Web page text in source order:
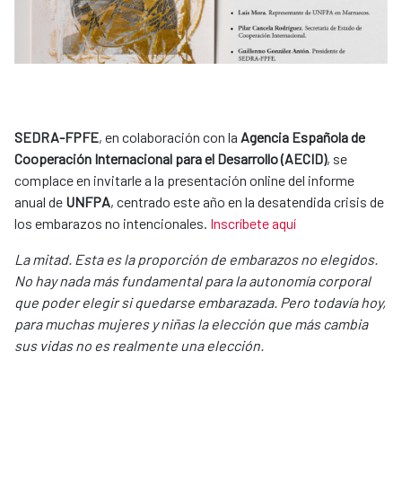
SEDRA-FPFE, en colaboración con la Agencia Española de
Cooperación Internacional para el Desarrollo (AECID), se
complace en invitarle a la presentación online del informe
anual de UNFPA, centrado este año en la desatendida crisis de
los embarazos no intencionales. Inscríbete aquí
La mitad. Esta es la proporción de embarazos no elegidos.
No hay nada más fundamental para la autonomía corporal
que poder elegir si quedarse embarazada. Pero todavía hoy,
para muchas mujeres y niñas la elección que más cambia
sus vidas no es realmente una elección.